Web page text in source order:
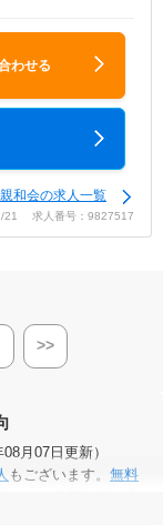
わせる
和会の求人一覧
21 求人番号：9827517
>>
月07日更新）
もございます。 無料
からご希望条件に合